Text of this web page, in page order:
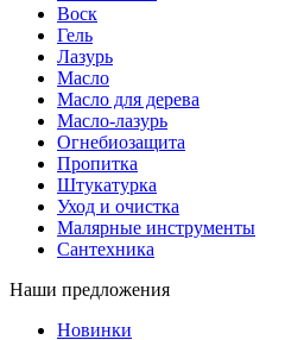
Воск
Гель
Лазурь
Масло
Масло для дерева
Масло-лазурь
Огнебиозащита
Пропитка
Штукатурка
Уход и очистка
Малярные инструменты
Сантехника
Наши предложения
Новинки